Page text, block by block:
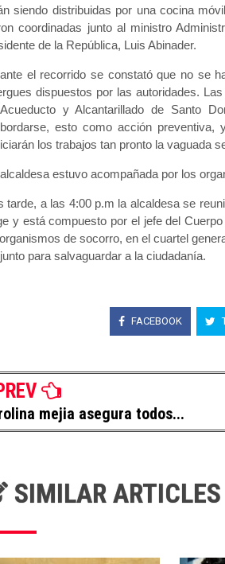
siendo distribuidas por una cocina
coordinadas junto al ministro
de la República, Luis Abinader.
el recorrido se constató que no se
dispuestos por las autoridades.
y Alcantarillado de Santo
esto como acción
los trabajos tan pronto la vaguada
estuvo acompañada por los
tarde, a las 4:00 p.m la alcaldesa se
y está compuesto por el jefe del
de socorro, en el cuartel
para salvaguardar a la ciudadanía.
FACEBOOK
mejia asegura todos...
SIMILAR ARTICLES